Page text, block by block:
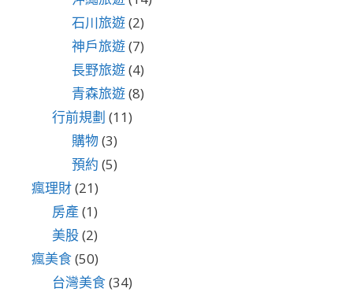
石川旅遊(2)
神戶旅遊(7)
長野旅遊(4)
青森旅遊(8)
行前規劃 (11)
購物(3)
預約 (5)
瘋理財(21)
房產 (1)
美股(2)
瘋美食(50)
台灣美食(34)